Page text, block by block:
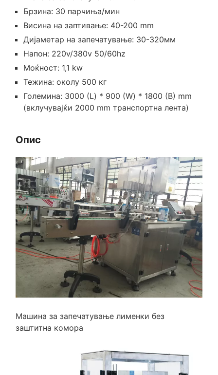
Брзина: 30 парчиња/мин
Висина на заптивање: 40-200 mm
Дијаметар на запечатување: 30-320мм
Напон: 220v/380v 50/60hz
Моќност: 1,1 kw
Тежина: околу 500 кг
Големина: 3000 (L) * 900 (W) * 1800 (В) mm
(вклучувајќи 2000 mm транспортна лента)
Опис
Машина за запечатување лименки без
заштитна комора